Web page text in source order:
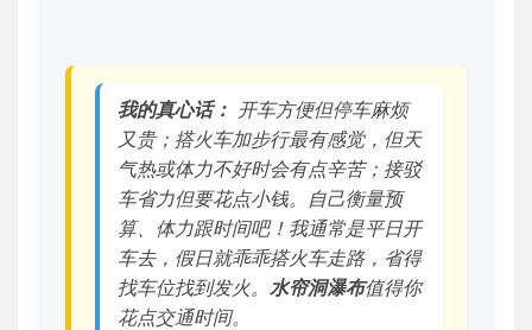
我的真心话： 开车方便但停车麻烦
又贵；搭火车加步行最有感觉，但天
气热或体力不好时会有点辛苦；接驳
车省力但要花点小钱。自己衡量预
算、体力跟时间吧！我通常是平日开
车去，假日就乖乖搭火车走路，省得
找车位找到发火。 水帘洞瀑布值得你
花点交通时间。